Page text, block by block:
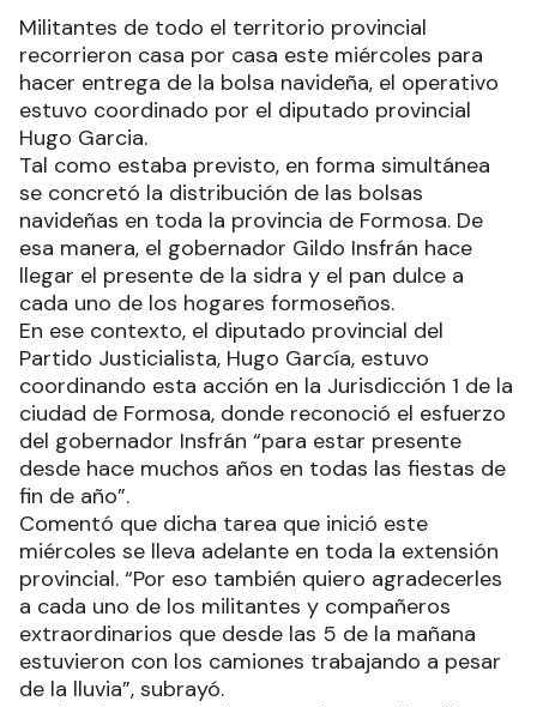
Militantes de todo el territorio provincial
recorrieron casa por casa este miércoles para
hacer entrega de la bolsa navideña, el operativo
estuvo coordinado por el diputado provincial
Hugo Garcia.
Tal como estaba previsto, en forma simultánea
se concretó la distribución de las bolsas
navideñas en toda la provincia de Formosa. De
esa manera, el gobernador Gildo Insfrán hace
llegar el presente de la sidra y el pan dulce a
cada uno de los hogares formoseños.
En ese contexto, el diputado provincial del
Partido Justicialista, Hugo García, estuvo
coordinando esta acción en la Jurisdicción 1 de la
ciudad de Formosa, donde reconoció el esfuerzo
del gobernador Insfrán “para estar presente
desde hace muchos años en todas las fiestas de
fin de año”.
Comentó que dicha tarea que inició este
miércoles se lleva adelante en toda la extensión
provincial. “Por eso también quiero agradecerles
a cada uno de los militantes y compañeros
extraordinarios que desde las 5 de la mañana
estuvieron con los camiones trabajando a pesar
de la lluvia”, subrayó.